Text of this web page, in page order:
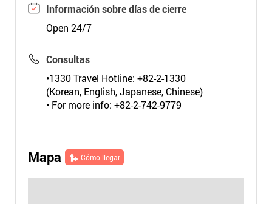
Información sobre días de cierre
Open 24/7
Consultas
•1330 Travel Hotline: +82-2-1330
(Korean, English, Japanese, Chinese)
• For more info: +82-2-742-9779
Mapa Cómo llegar